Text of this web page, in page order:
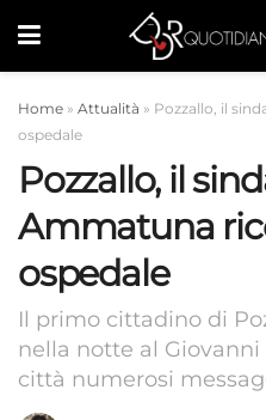
Home » Attualità » Pozzallo, il
ospedale
Pozzallo, il
Ammatuna
ospedale
Il primo cittadino di
nella notte al Giovanni
città numerosi